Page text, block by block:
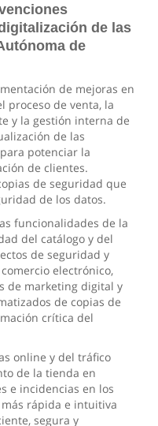
de las
de
de mejoras en
proceso de venta, la
y la gestión interna de
de las
potenciar la
de clientes.
de seguridad que
de los datos.
funcionalidades de la
del catálogo y del
de seguridad y
electrónico,
de marketing digital y
de copias de
crítica del
online y del tráfico
de la tienda en
e incidencias en los
rápida e intuitiva
segura y